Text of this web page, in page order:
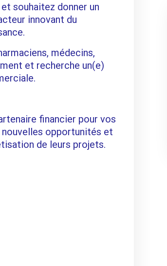
souhaitez donner un
innovant du
médecins,
et recherche un(e)
financier pour vos
opportunités et
de leurs projets.